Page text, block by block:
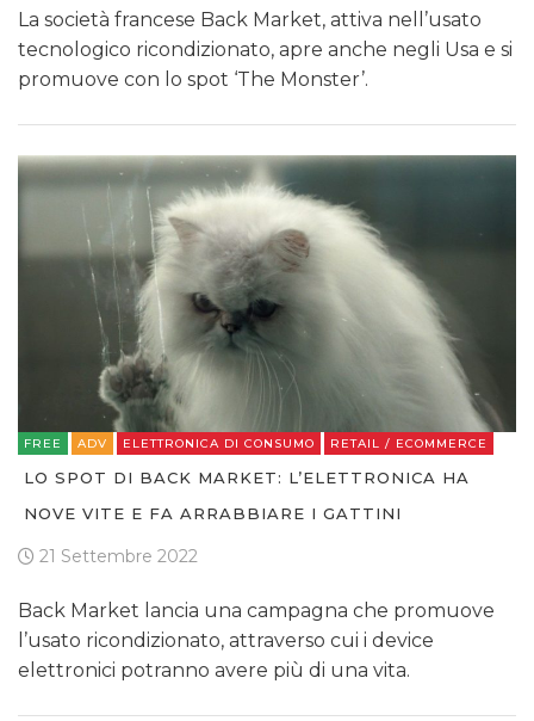
La società francese Back Market, attiva nell’usato
tecnologico ricondizionato, apre anche negli Usa e si
promuove con lo spot ‘The Monster’.
FREE ADV ELETTRONICA DI CONSUMO RETAIL / ECOMMERCE
LO SPOT DI BACK MARKET: L’ELETTRONICA HA
NOVE VITE E FA ARRABBIARE I GATTINI
21 Settembre 2022
Back Market lancia una campagna che promuove
l’usato ricondizionato, attraverso cui i device
elettronici potranno avere più di una vita.